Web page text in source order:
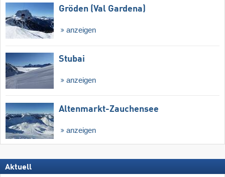
Gröden (Val Gardena)
anzeigen
Stubai
anzeigen
Altenmarkt-Zauchensee
anzeigen
Aktuell